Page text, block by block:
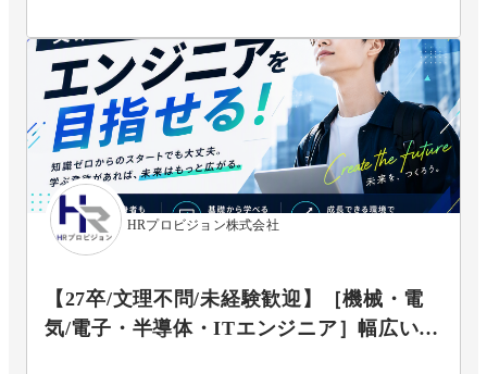
HRプロビジョン株式会社
【27卒/文理不問/未経験歓迎】［機械・電
気/電子・半導体・ITエンジニア］幅広いプ